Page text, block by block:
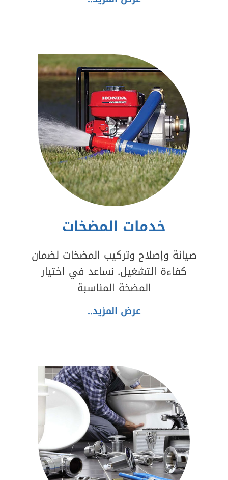
خدمات المضخات
صيانة وإصلاح وتركيب المضخات لضمان
كفاءة التشغيل. نساعد في اختيار
المضخة المناسبة
عرض المزيد..